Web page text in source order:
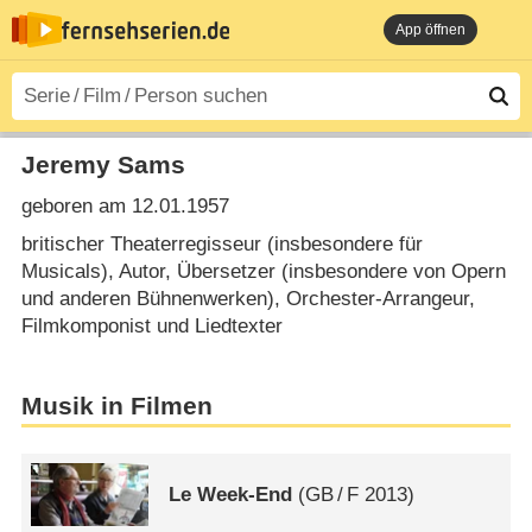
App öffnen
Jeremy Sams
geboren am 12.01.1957
britischer Theaterregisseur (insbesondere für
Musicals), Autor, Übersetzer (insbesondere von Opern
und anderen Bühnenwerken), Orchester-Arrangeur,
Filmkomponist und Liedtexter
Musik in Filmen
Le Week-End (GB/ F 2013)